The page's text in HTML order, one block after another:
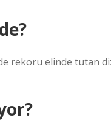
rekoru elinde tutan